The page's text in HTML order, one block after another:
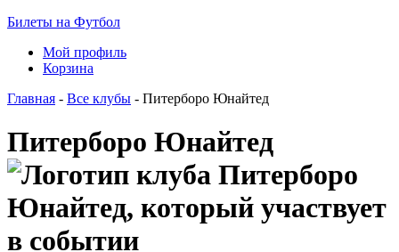
Билеты на Футбол
Мой профиль
Корзина
Главная - Все клубы - Питерборо Юнайтед
Питерборо Юнайтед